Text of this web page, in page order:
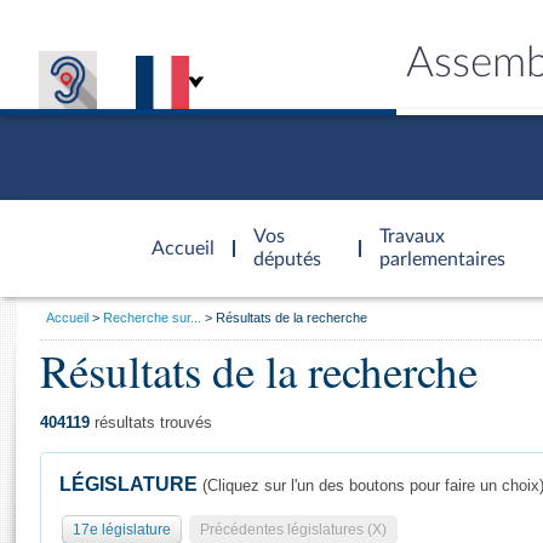
Accueil
d'accueil
Vos
députés
Travaux
parlementaires
Général
Vous
Accueil Recherche sur... Résultats de la recherche
Résultats de la recherche
404119 résultats trouvés
LÉGISLATURE (Cliquez sur l'un des boutons pour faire un choix)
17e législature Précédentes législatures (X)